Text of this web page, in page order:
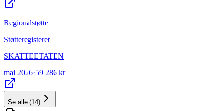
Regionalstøtte
Støtteregisteret
SKATTEETATEN
mai 2026·59 286 kr
Se alle (14)